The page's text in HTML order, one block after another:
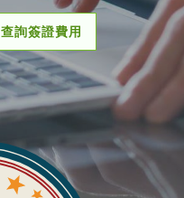
查詢簽證費用